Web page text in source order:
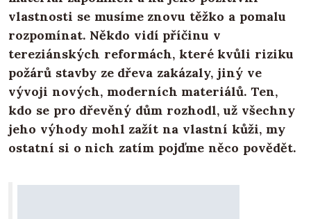
vlastnosti se musíme znovu těžko a pomalu
rozpomínat. Někdo vidí příčinu v
tereziánských reformách, které kvůli riziku
požárů stavby ze dřeva zakázaly, jiný ve
vývoji nových, moderních materiálů. Ten,
kdo se pro dřevěný dům rozhodl, už všechny
jeho výhody mohl zažít na vlastní kůži, my
ostatní si o nich zatím pojďme něco povědět.